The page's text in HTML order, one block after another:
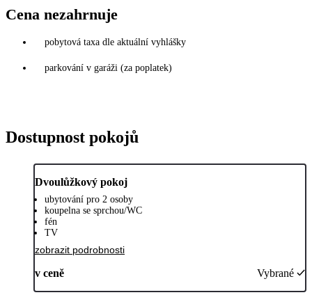
Cena nezahrnuje
pobytová taxa dle aktuální vyhlášky
parkování v garáži (za poplatek)
Dostupnost pokojů
Dvoulůžkový pokoj
ubytování pro 2 osoby
koupelna se sprchou/WC
fén
TV
zobrazit podrobnosti
v ceně Vybrané